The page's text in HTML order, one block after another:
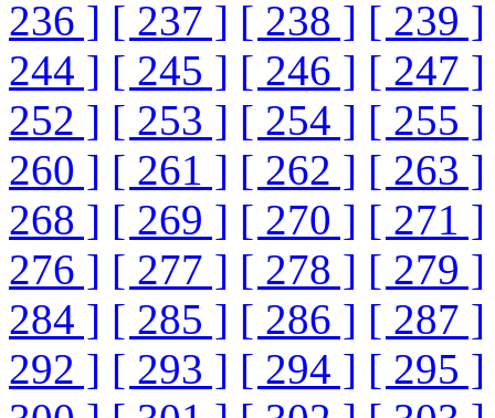
236 ] [ 237 ] [ 238 ] [ 239 ]
244 ] [ 245 ] [ 246 ] [ 247 ]
252 ] [ 253 ] [ 254 ] [ 255 ]
260 ] [ 261 ] [ 262 ] [ 263 ]
268 ] [ 269 ] [ 270 ] [ 271 ]
276 ] [ 277 ] [ 278 ] [ 279 ]
284 ] [ 285 ] [ 286 ] [ 287 ]
292 ] [ 293 ] [ 294 ] [ 295 ]